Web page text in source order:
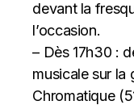
devant la
l’occasion.
– Dès 17h30 :
musicale sur la
Chromatique